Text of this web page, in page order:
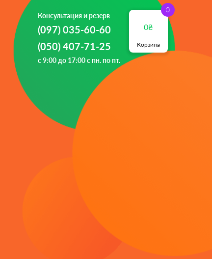
с 9:00 до 17:00 с пн. по пт.
Консультация и резерв
(097) 035-60-60
(050) 407-71-25
₴
Корзина